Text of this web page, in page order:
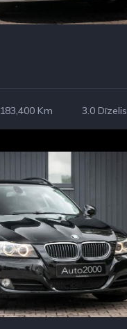
183,400 Km 3.0 Dīzelis